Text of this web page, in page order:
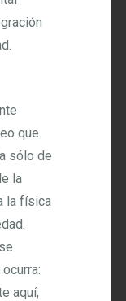
que
sólo de
la
la física
aquí,